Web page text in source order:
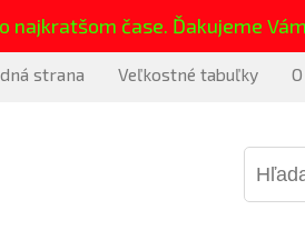
čase. Ďakujeme
strana Veľkostné tabuľky